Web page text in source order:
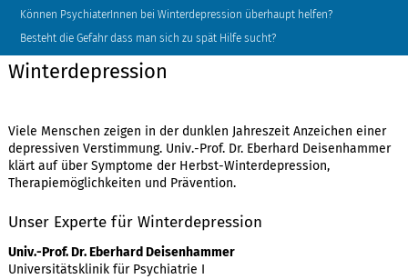
Können PsychiaterInnen bei Winterdepression überhaupt helfen?
Besteht die Gefahr dass man sich zu spät Hilfe sucht?
Winterdepression
Viele Menschen zeigen in der dunklen Jahreszeit Anzeichen einer
depressiven Verstimmung. Univ.-Prof. Dr. Eberhard Deisenhammer
klärt auf über Symptome der Herbst-Winterdepression,
Therapiemöglichkeiten und Prävention.
Unser Experte für Winterdepression
Univ.-Prof. Dr. Eberhard Deisenhammer
Universitätsklinik für Psychiatrie I